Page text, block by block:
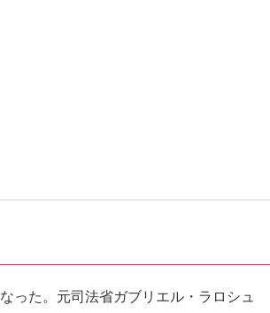
った。元司法省ガブリエル・ラロシュ